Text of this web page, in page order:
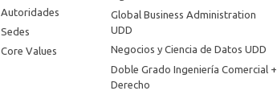
Autoridades
Sedes
Core Values
Global Business Administration
UDD
Negocios y Ciencia de Datos UDD
Doble Grado Ingeniería Comercial +
Derecho